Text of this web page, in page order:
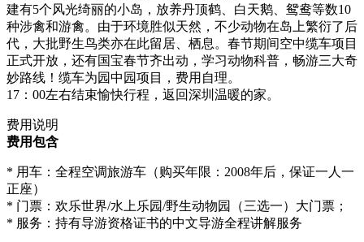
建有5个风光绮丽的小岛，放养丹顶鹤、白天鹅、鸳鸯等数10
种涉禽和游禽。由于环境胜似天然，不少动物在岛上繁衍了后
代，大批野生鸟类亦在此留居、栖息。春节期间空中缆车项目
正式开放，还有国宝春节齐出动，学习动物科普，畅游三大奇
妙路线！缆车为园中园项目，费用自理。
17：00左右结束愉快行程，返回深圳温暖的家。
费用说明
费用包含
* 用车：全程空调旅游车（购买年限：2008年后，保证一人一
正座）
* 门票：欢乐世界/水上乐园/野生动物园（三选一）大门票；
* 服务：持有导游资格证书的中文导游全程讲解服务